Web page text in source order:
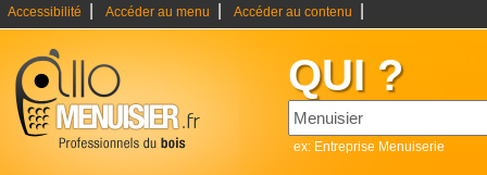
Accessibilité Accéder au menu Accéder au contenu
QUI ?
ex: Entreprise Menuiserie